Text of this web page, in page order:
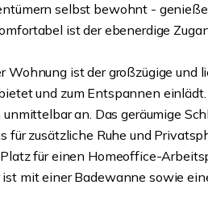
selbst bewohnt -
ist der ebenerdige
Wohnung ist der großzügige
und zum Entspannen
an. Das geräumige
für zusätzliche Ruhe und
für einen Homeoffice-
ist mit einer Badewanne sowie